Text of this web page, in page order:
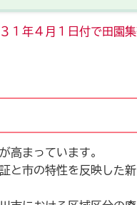
１年４月１日付で田園
高まっています。
と市の特性を反映した